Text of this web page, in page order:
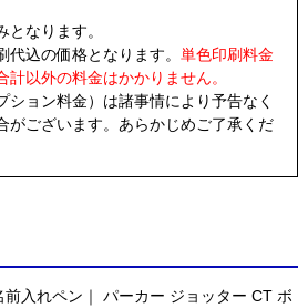
となります。
代込の価格となります。 単色印刷料金
以外の料金はかかりません。
ション料金）は諸事情により予告なく
がございます。あらかじめご了承くだ
前入れペン｜ パーカー ジョッター CT ボ